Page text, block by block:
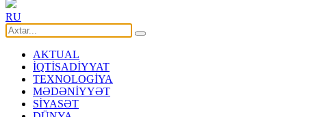
RU
AKTUAL
İQTİSADİYYAT
TEXNOLOGİYA
MƏDƏNİYYƏT
SİYASƏT